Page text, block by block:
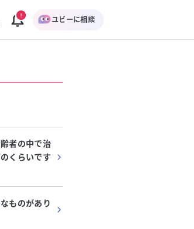
ユビーに相談
者の中で治
くらいです
ものがあり